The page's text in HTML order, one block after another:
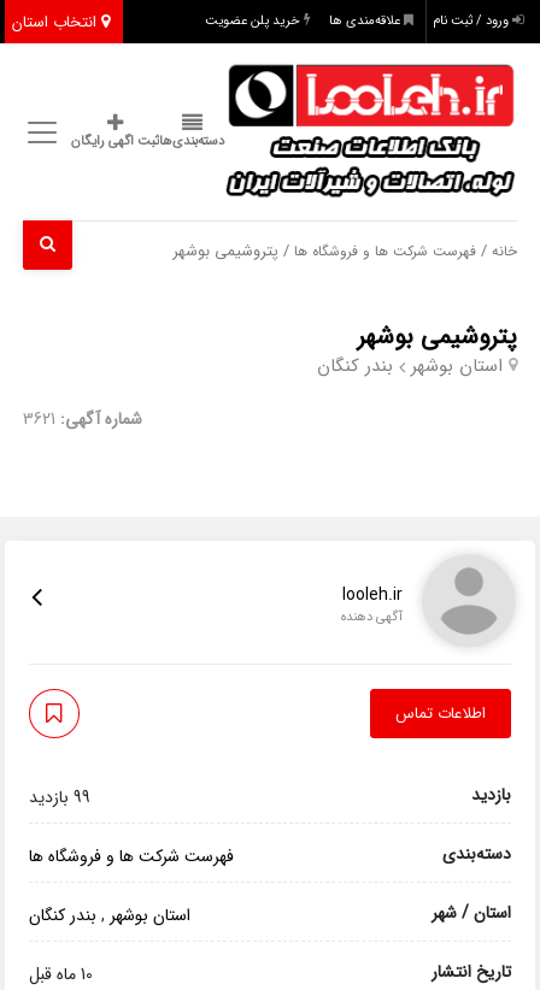
انتخاب استان ورود / ثبت نام علاقه‌مندی ها خرید پلن عضویت
دسته‌بندی‌هاثبت اگهی رایگان
خانه /فهرست شرکت ها و فروشگاه ها / پتروشیمی بوشهر
پتروشیمی بوشهر
استان بوشهر بندر کنگان
شماره آگهی: 3621
looleh.ir
آگهی دهنده
اطلاعات تماس
بازدید 99 بازدید
دسته‌بندی فهرست شرکت ها و فروشگاه ها
استان / شهر استان بوشهر , بندر کنگان
تاریخ انتشار 10 ماه قبل